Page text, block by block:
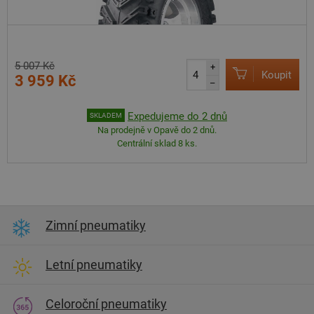
5 007 Kč
3 959 Kč
+
–
Koupit
SKLADEM Expedujeme do 2 dnů
Na prodejně v Opavě do 2 dnů.
Centrální sklad 8 ks.
Zimní pneumatiky
Letní pneumatiky
Celoroční pneumatiky